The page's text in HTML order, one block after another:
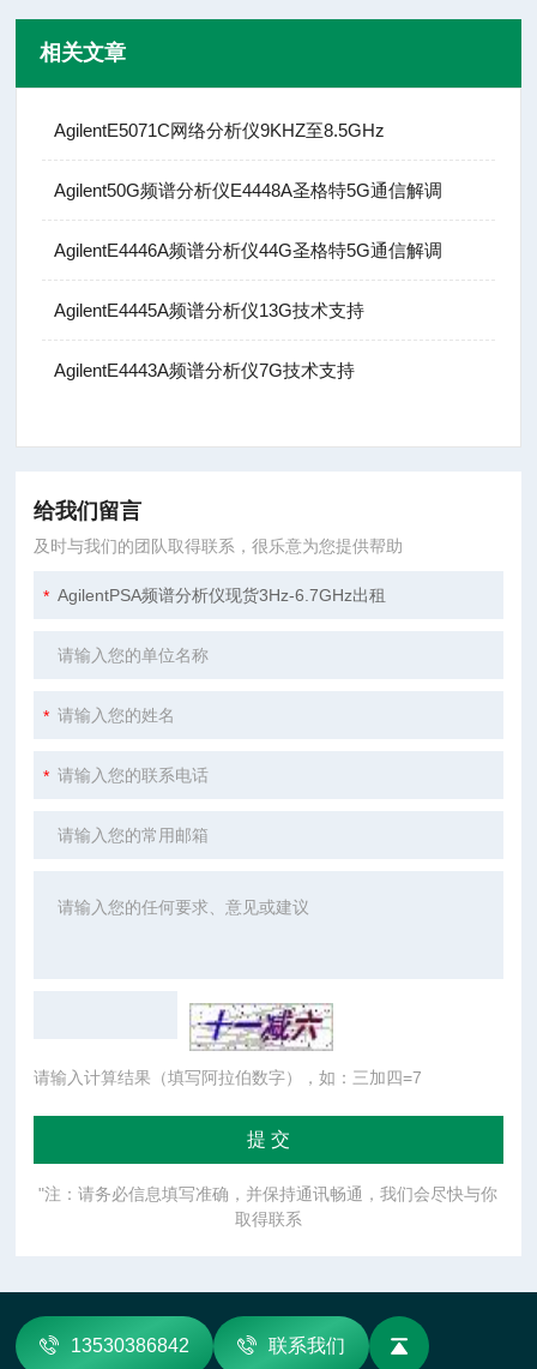
相关文章
AgilentE5071C网络分析仪9KHZ至8.5GHz
Agilent50G频谱分析仪E4448A圣格特5G通信解调
AgilentE4446A频谱分析仪44G圣格特5G通信解调
AgilentE4445A频谱分析仪13G技术支持
AgilentE4443A频谱分析仪7G技术支持
给我们留言
及时与我们的团队取得联系，很乐意为您提供帮助
请输入计算结果（填写阿拉伯数字），如：三加四=7
"注：请务必信息填写准确，并保持通讯畅通，我们会尽快与你
取得联系
13530386842 联系我们